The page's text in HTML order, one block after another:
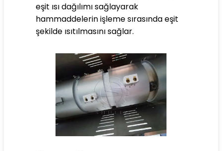
eşit ısı dağılımı sağlayarak
hammaddelerin işleme sırasında eşit
şekilde ısıtılmasını sağlar.